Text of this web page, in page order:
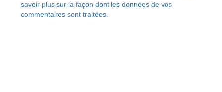
savoir plus sur la façon dont les données de vos
commentaires sont traitées